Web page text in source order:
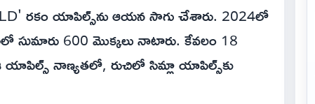
రకం యాపిల్స్‌ను ఆయన సాగు చేశారు. 2024లో
సుమారు 600 మొక్కలు నాటారు. కేవలం 18
యాపిల్స్ నాణ్యతలో, రుచిలో సిమ్లా యాపిల్స్‌కు